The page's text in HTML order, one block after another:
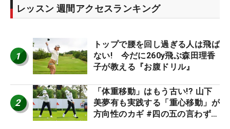
レッスン 週間アクセスランキング
1
トップで腰を回し過ぎる人は飛ば
ない! 今だに260y飛ぶ森田理香
子が教える『お腹ドリル』
2
「体重移動」はもう古い!? 山下
美夢有も実践する「重心移動」が
方向性のカギ #四の五の言わず振